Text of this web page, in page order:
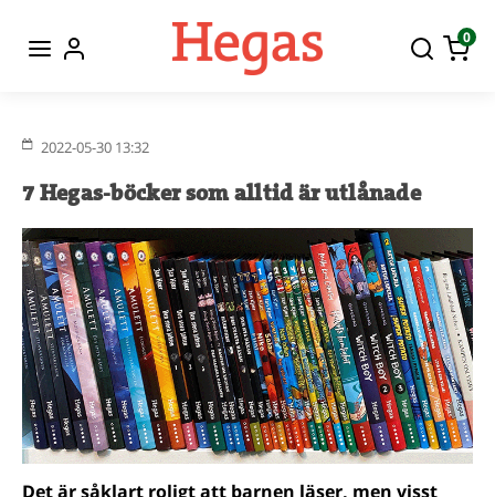
0
2022-05-30 13:32
7 Hegas-böcker som alltid är utlånade
Det är såklart roligt att barnen läser, men visst